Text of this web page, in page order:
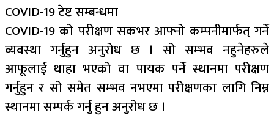
COVID-19 टेष्ट सम्बन्धमा
COVID-19 को परीक्षण सकभर आफ्नो कम्पनीमार्फत् गर्ने
व्यवस्था गर्नुहुन अनुरोध छ । सो सम्भव नहुनेहरुले
आफूलाई थाहा भएको वा पायक पर्ने स्थानमा परीक्षण
गर्नुहुन र सो समेत सम्भव नभएमा परीक्षणका लागि निम्न
स्थानमा सम्पर्क गर्नु हुन अनुरोध छ ।